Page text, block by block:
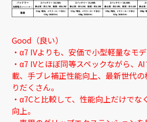
Good（良い）
・α7 IVよりも、安価で小型軽量なモデ
・α7 IVとほぼ同等スペックながら、
載、手ブレ補正性能向上、最新世代
りだくさん。
・α7Cと比較して、性能向上だけでな
向上。